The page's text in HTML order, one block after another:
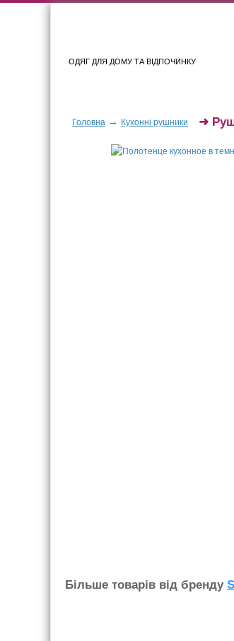
ОДЯГ ДЛЯ ДОМУ ТА ВІДПОЧИНКУ
Головна → Кухонні рушники ➜
Бiльше товарiв вiд бренду